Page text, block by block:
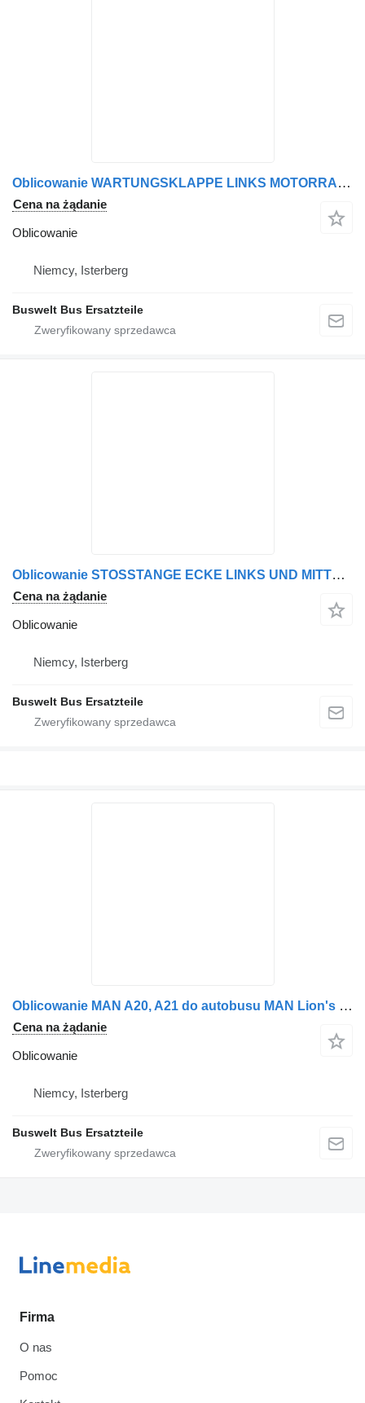
Oblicowanie WARTUNGSKLAPPE LINKS MOTORRAUM do autobusu MAN LIONS CITY A21
Cena na żądanie
Oblicowanie
Niemcy, Isterberg
Buswelt Bus Ersatzteile
Oblicowanie STOSSTANGE ECKE LINKS UND MITTEN do autobusu MAN LIONS CITY A21
Cena na żądanie
Oblicowanie
Niemcy, Isterberg
Buswelt Bus Ersatzteile
Oblicowanie MAN A20, A21 do autobusu MAN Lion's city, Lion's coach, Lion's regio
Cena na żądanie
Oblicowanie
Niemcy, Isterberg
Buswelt Bus Ersatzteile
Firma
O nas
Pomoc